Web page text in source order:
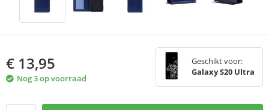
€ 13,95
Nog 3 op voorraad
Geschikt voor:
Galaxy S20 Ultra